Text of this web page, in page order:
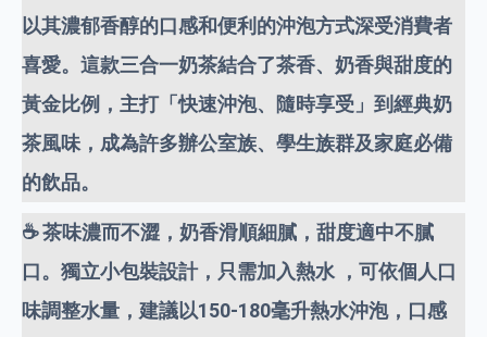
以其濃郁香醇的口感和便利的沖泡方式深受消費者
喜愛。這款三合一奶茶結合了茶香、奶香與甜度的
黃金比例，主打「快速沖泡、隨時享受」到經典奶
茶風味，成為許多辦公室族、學生族群及家庭必備
的飲品。
☕️ 茶味濃而不澀，奶香滑順細膩，甜度適中不膩
口。獨立小包裝設計，只需加入熱水 ，可依個人口
味調整水量，建議以150-180毫升熱水沖泡，口感